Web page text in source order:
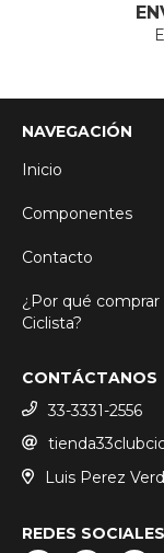
NAVEGACIÓN
Inicio
Componentes
Contacto
¿Por qué comprar
Ciclista?
CONTÁCTANOS
33-3331-2556
Luis Perez
REDES SOCIALES